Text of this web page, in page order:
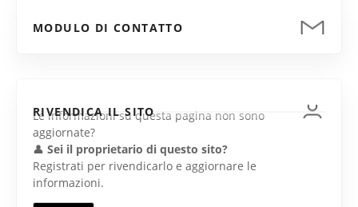
MODULO DI CONTATTO
RIVENDICA IL SITO
Le informazioni su questa pagina non sono
aggiornate?
👤 Sei il proprietario di questo sito?
Registrati per rivendicarlo e aggiornare le
informazioni.